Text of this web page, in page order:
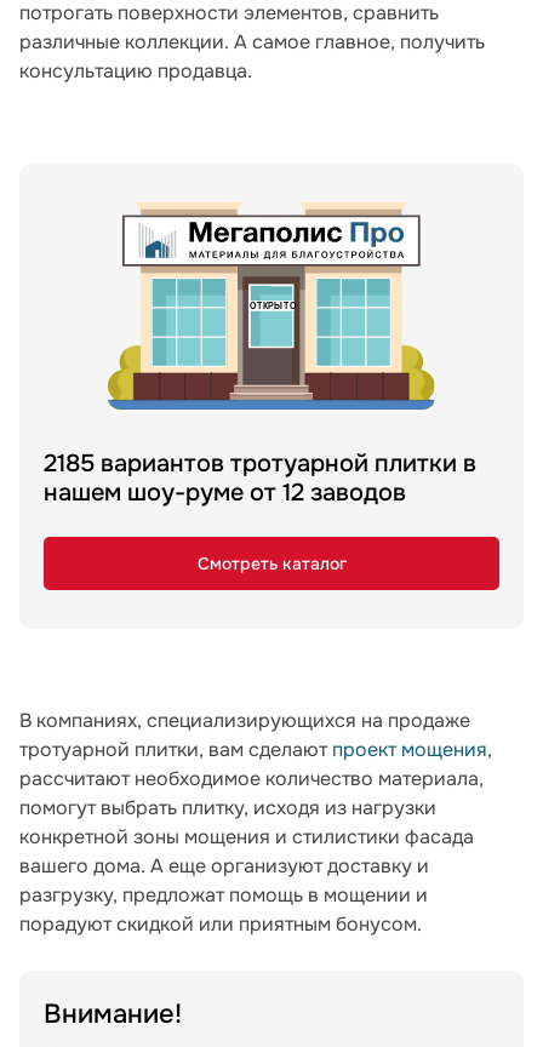
потрогать поверхности элементов, сравнить
различные коллекции. А самое главное, получить
консультацию продавца.
2185 вариантов тротуарной плитки в
нашем шоу-руме от 12 заводов
Смотреть каталог
В компаниях, специализирующихся на продаже
тротуарной плитки, вам сделаютпроект мощения,
рассчитают необходимое количество материала,
помогут выбрать плитку, исходя из нагрузки
конкретной зоны мощения и стилистики фасада
вашего дома. А еще организуют доставку и
разгрузку, предложат помощь в мощении и
порадуют скидкой или приятным бонусом.
Внимание!